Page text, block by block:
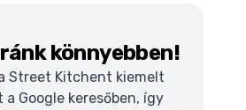
könnyebben!
Street Kitchent kiemelt
Google keresőben, így